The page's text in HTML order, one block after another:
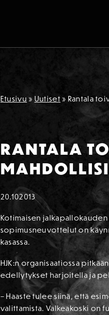
Etusivu » Uutiset » Rantala
RANTALA
20.102013
Kotimaisen
sopimusneuvottelut on
kasassa.
HJK:n organisaatiossa
edellytykset harjoitella ja
– Haaste tulee siinä, että
valittamista. Valkeakoski on